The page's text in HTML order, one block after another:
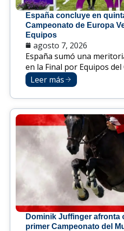
España concluye en
Campeonato de Europa
Equipos
agosto 7, 2026
España sumó una
en la Final por Equipos del
Leer más
Dominik Juffinger afronta
primer Campeonato del